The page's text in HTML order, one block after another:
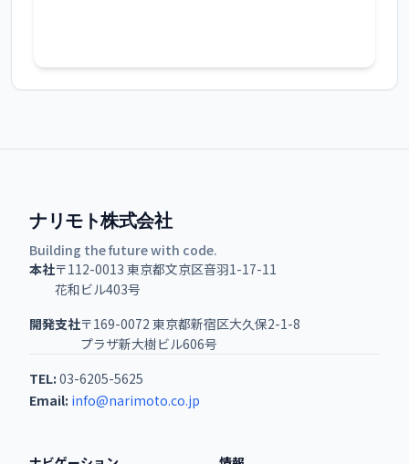
ナリモト株式会社
Building the future with code.
本社〒112-0013 東京都文京区音羽1-17-11
花和ビル403号
開発支社〒169-0072 東京都新宿区大久保2-1-8
プラザ新大樹ビル606号
TEL: 03-6205-5625
Email: info@narimoto.co.jp